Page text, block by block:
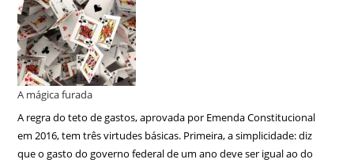
A mágica furada
A regra do teto de gastos, aprovada por Emenda Constitucional
em 2016, tem três virtudes básicas. Primeira, a simplicidade: diz
que o gasto do governo federal de um ano deve ser igual ao do